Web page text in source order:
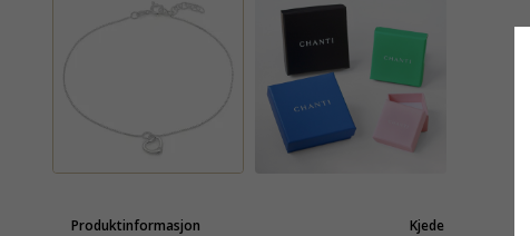
Produktinformasjon
Kjede